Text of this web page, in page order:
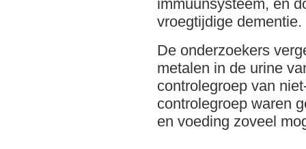
immuunsysteem, en
vroegtijdige dementie.
De onderzoekers
metalen in de urine
controlegroep van
controlegroep waren
en voeding zoveel